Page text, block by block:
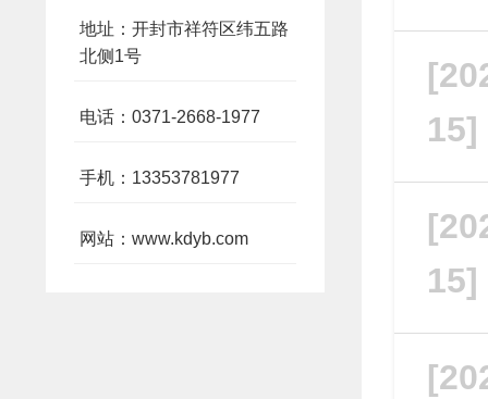
地址：开封市祥符区纬五路
北侧1号
电话：0371-2668-1977
手机：13353781977
网站：www.kdyb.com